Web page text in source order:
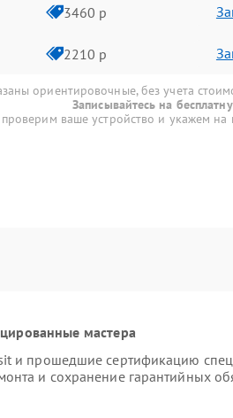
3460 р
2210 р
ориентировочные, без учета
Записывайтесь на
ваше устройство и укажем на
мастера
и прошедшие сертификацию
и сохранение гарантийных